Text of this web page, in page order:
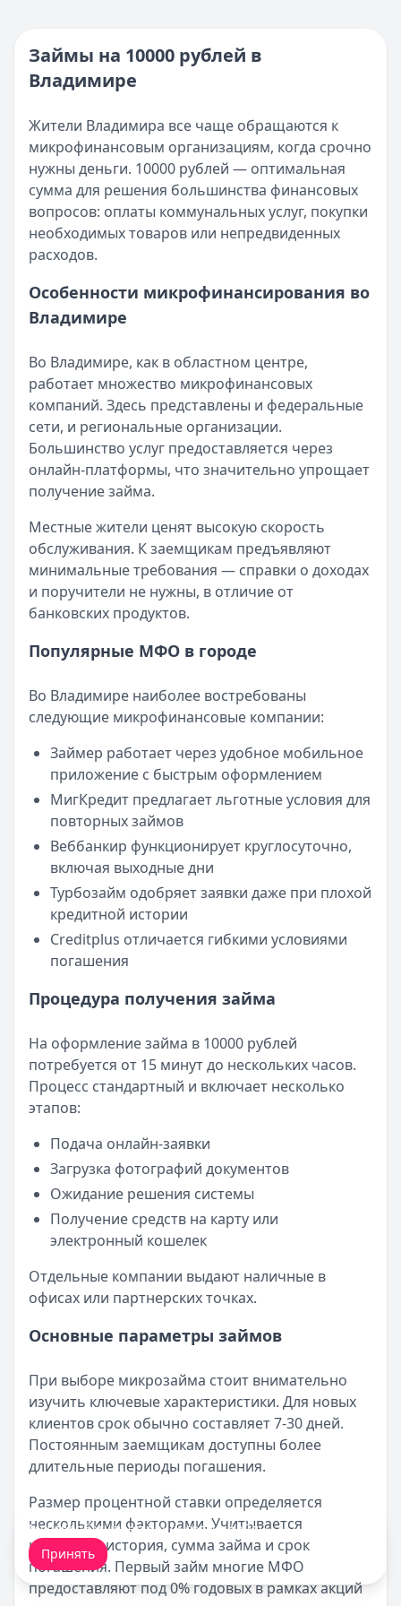
Категория:МФО и микрозаймы
Читать статью
Все статьи
Возврат переплаты в «Займере»: актуальная
Кратко:Разбираем, как вернуть переплату или
Категория:МФО
Читать новость
Срочный микрозайм 15 000 ₽ на карту: свежая
Кратко:Нужны 15 000 рублей на карту прямо сегодня?
Опубликовано:5 декабря 2025 г.
Категория:МФО
Читать новость
Кратко:В III квартале 2025 года владельцы iPhone
Опубликовано:5 декабря 2025 г.
Читать новость
57 сервисов микрозаймов через Госуслуги: где
Кратко:Авторизация через Госуслуги ускоряет
Опубликовано:23 ноября 2025 г.
Категория:МФО
Читать новость
Смс о «одобренном займе» от Bigmani Ru: как
Опубликовано:23 ноября 2025 г.
Категория:МФО
Читать новость
Все новости
Займы на 10000 рублей в
Владимире
Жители Владимира все чаще обращаются к
микрофинансовым организациям, когда срочно
нужны деньги. 10000 рублей — оптимальная
сумма для решения большинства финансовых
вопросов: оплаты коммунальных услуг, покупки
необходимых товаров или непредвиденных
расходов.
Особенности микрофинансирования во
Владимире
Во Владимире, как в областном центре,
работает множество микрофинансовых
компаний. Здесь представлены и федеральные
сети, и региональные организации.
Большинство услуг предоставляется через
онлайн-платформы, что значительно упрощает
получение займа.
Местные жители ценят высокую скорость
обслуживания. К заемщикам предъявляют
минимальные требования — справки о доходах
и поручители не нужны, в отличие от
банковских продуктов.
Популярные МФО в городе
Во Владимире наиболее востребованы
следующие микрофинансовые компании:
Займер работает через удобное мобильное
приложение с быстрым оформлением
МигКредит предлагает льготные условия для
повторных займов
Веббанкир функционирует круглосуточно,
включая выходные дни
Турбозайм одобряет заявки даже при плохой
кредитной истории
Creditplus отличается гибкими условиями
погашения
Процедура получения займа
На оформление займа в 10000 рублей
потребуется от 15 минут до нескольких часов.
Процесс стандартный и включает несколько
этапов:
Подача онлайн-заявки
Загрузка фотографий документов
Ожидание решения системы
Получение средств на карту или
электронный кошелек
Отдельные компании выдают наличные в
офисах или партнерских точках.
Основные параметры займов
При выборе микрозайма стоит внимательно
изучить ключевые характеристики. Для новых
клиентов срок обычно составляет 7-30 дней.
Постоянным заемщикам доступны более
длительные периоды погашения.
Размер процентной ставки определяется
несколькими факторами. Учитывается
кредитная история, сумма займа и срок
погашения. Первый займ многие МФО
предоставляют под 0% годовых в рамках акций
Мы обрабатываем ваши cookie-файлы.
Принять